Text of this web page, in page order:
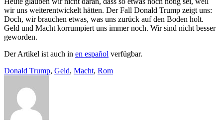
wir uns weiterentwickelt hätten. Der Fall Donald Trump zeigt uns:
Doch, wir brauchen etwas, was uns zurück auf den Boden holt.
Geld und Macht korrumpiert uns immer noch. Wir sind nicht besser
geworden.
Der Artikel ist auch in en español verfügbar.
Donald Trump, Geld, Macht, Rom